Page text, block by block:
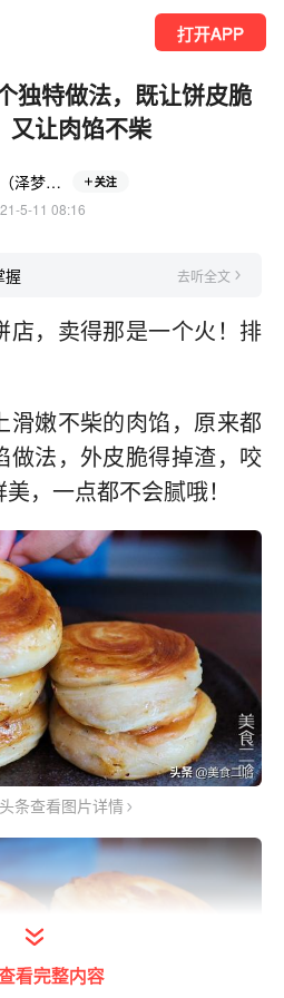
打开APP
独特做法，既让饼皮脆
又让肉馅不柴
轩总（泽梦天诚 关注
5-11 08:16
握 去听全文
店，卖得那是一个火！排
滑嫩不柴的肉馅，原来都
做法，外皮脆得掉渣，咬
，一点都不会腻哦！
条查看图片详情
看完整内容